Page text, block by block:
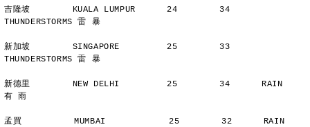
吉隆坡        KUALA LUMPUR      24        34
THUNDERSTORMS 雷 暴
新加坡        SINGAPORE         25        33
THUNDERSTORMS 雷 暴
新德里        NEW DELHI         25        34      RAIN
有 雨
孟買          MUMBAI            25        32      RAIN